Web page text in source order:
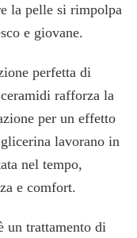
la pelle si rimpolpa
e giovane.
perfetta di
rafforza la
per un effetto
lavorano in
nel tempo,
e comfort.
un trattamento di